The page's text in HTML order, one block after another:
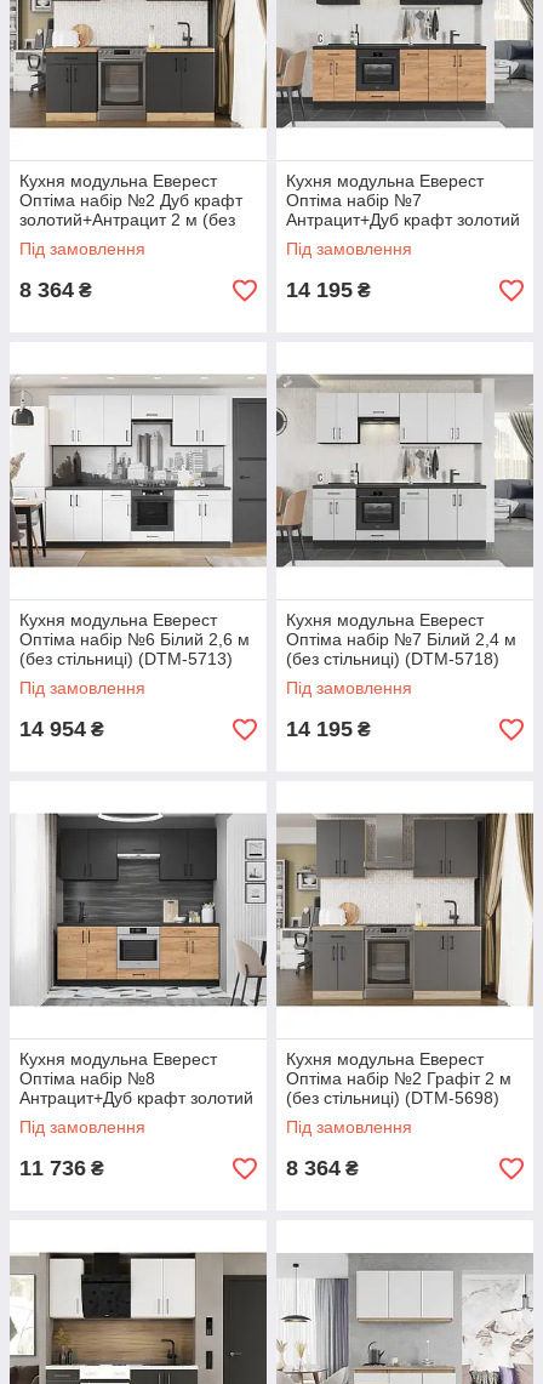
Кухня модульна Еверест
Оптіма набір №2 Дуб крафт
золотий+Антрацит 2 м (без
стільниці) (DTM-5695)
Під замовлення
8 364 ₴
Кухня модульна Еверест
Оптіма набір №7
Антрацит+Дуб крафт золотий
2,4 м (без стільниці) (DTM-
5719)
Під замовлення
14 195 ₴
Кухня модульна Еверест
Оптіма набір №6 Білий 2,6 м
(без стільниці) (DTM-5713)
Під замовлення
14 954 ₴
Кухня модульна Еверест
Оптіма набір №7 Білий 2,4 м
(без стільниці) (DTM-5718)
Під замовлення
14 195 ₴
Кухня модульна Еверест
Оптіма набір №8
Антрацит+Дуб крафт золотий
2,2 м (без стільниці) (DTM-
5723)
Під замовлення
11 736 ₴
Кухня модульна Еверест
Оптіма набір №2 Графіт 2 м
(без стільниці) (DTM-5698)
Під замовлення
8 364 ₴